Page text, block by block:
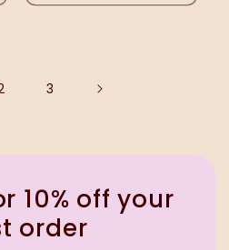
3
10% off your
order